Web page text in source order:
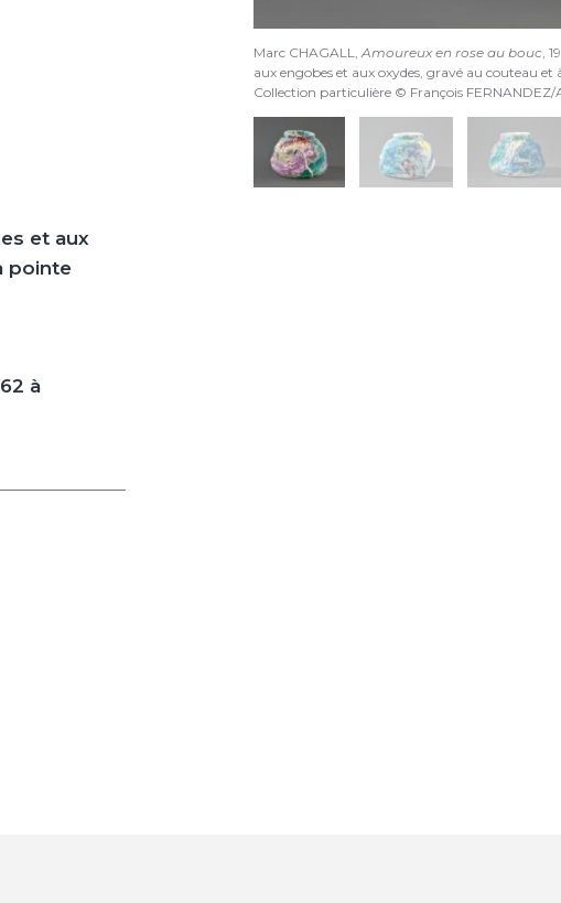
et aux
pointe
à
Marc CHAGALL, Amoureux en rose au bouc,
aux engobes et aux oxydes, gravé au couteau et
Collection particulière © François FERNANDEZ/